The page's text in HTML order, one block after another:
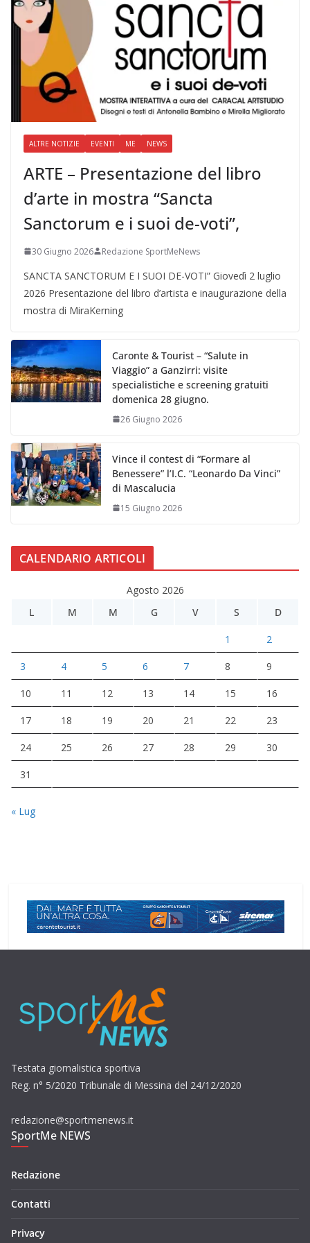
ALTRE NOTIZIE EVENTI ME NEWS
ARTE – Presentazione del libro
d’arte in mostra “Sancta
Sanctorum e i suoi de-voti”,
30 Giugno 2026 Redazione SportMeNews
SANCTA SANCTORUM E I SUOI DE-VOTI” Giovedì 2 luglio
2026 Presentazione del libro d’artista e inaugurazione della
mostra di MiraKerning
Caronte & Tourist – “Salute in
Viaggio” a Ganzirri: visite
specialistiche e screening gratuiti
domenica 28 giugno.
26 Giugno 2026
Vince il contest di “Formare al
Benessere” l’I.C. “Leonardo Da Vinci”
di Mascalucia
15 Giugno 2026
CALENDARIO ARTICOLI
Agosto 2026
L
M M G V S D
1 2
3 4 5 6 7 8 9
10 11 12 13 14 15 16
17 18 19 20 21 22 23
24 25 26 27 28 29 30
31
« Lug
Testata giornalistica sportiva
Reg. n° 5/2020 Tribunale di Messina del 24/12/2020
redazione@sportmenews.it
SportMe NEWS
Redazione
Contatti
Privacy